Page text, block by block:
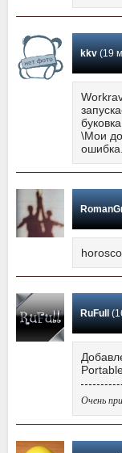
kkv(19
\Мои
ошибка.
RuFull
Очень